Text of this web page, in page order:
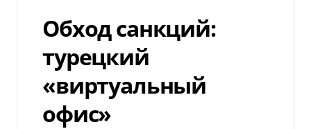
Обход санкций:
турецкий
«виртуальный
офис»